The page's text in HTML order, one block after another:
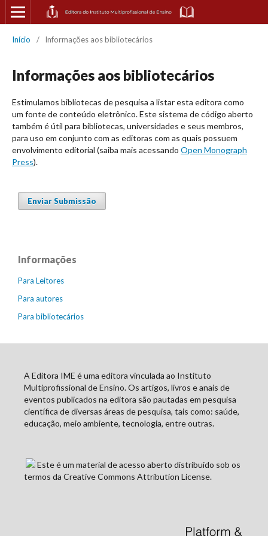
Início / Informações aos bibliotecários
Informações aos bibliotecários
Estimulamos bibliotecas de pesquisa a listar esta editora como
um fonte de conteúdo eletrônico. Este sistema de código aberto
também é útil para bibliotecas, universidades e seus membros,
para uso em conjunto com as editoras com as quais possuem
envolvimento editorial (saiba mais acessando Open Monograph
Press).
Enviar Submissão
Informações
Para Leitores
Para autores
Para bibliotecários
A Editora IME é uma editora vinculada ao Instituto
Multiprofissional de Ensino. Os artigos, livros e anais de
eventos publicados na editora são pautadas em pesquisa
científica de diversas áreas de pesquisa, tais como: saúde,
educação, meio ambiente, tecnologia, entre outras.
Este é um material de acesso aberto distribuído sob os
termos da Creative Commons Attribution License.